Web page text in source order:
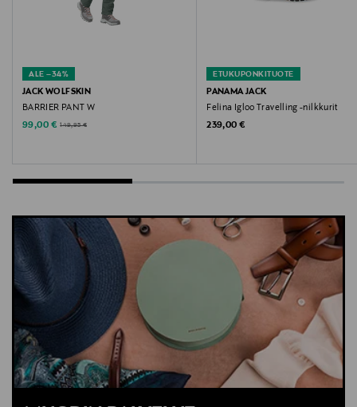
ALE –34%
JACK WOLFSKIN
BARRIER PANT W
Discounted Price
99,00 € Original Price
149,95 €
ETUKUPONKITUOTE
PANAMA JACK
Felina Igloo Travelling -nilkkurit
Original Price
239,00 €